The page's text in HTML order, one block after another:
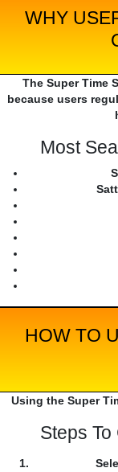
WHY
The Super Time
because users
Most
HOW TO
Using the Super
Steps